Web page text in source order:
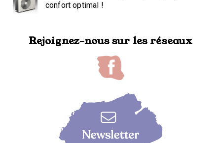
confort optimal !
Rejoignez-nous sur les réseaux